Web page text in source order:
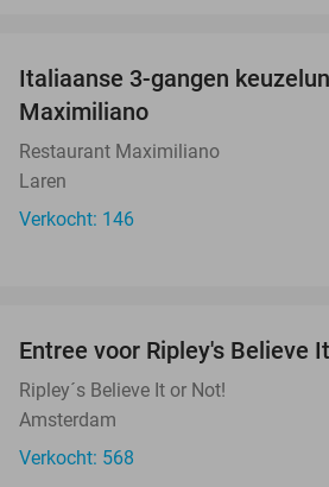
Italiaanse 3-gangen
Maximiliano
Restaurant Maximiliano
Laren
Verkocht: 146
Entree voor Ripley's Believe
Ripley´s Believe It or Not!
Amsterdam
Verkocht: 568